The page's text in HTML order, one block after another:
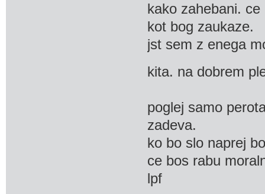
kako zahebani.
kot bog zaukaze.
jst sem z enega
kita. na dobrem
poglej samo
zadeva.
ko bo slo naprej
ce bos rabu
lpf